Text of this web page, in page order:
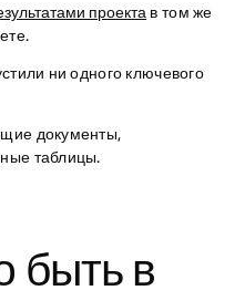
проекта в том же
ни одного ключевого
документы,
таблицы.
быть в